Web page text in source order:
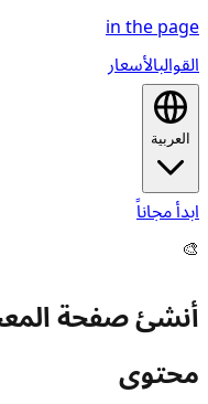
in thepage
القوالبالأسعار
العربية
ابدأ مجاناً
🎨
أنشئ صفحة
محتوى